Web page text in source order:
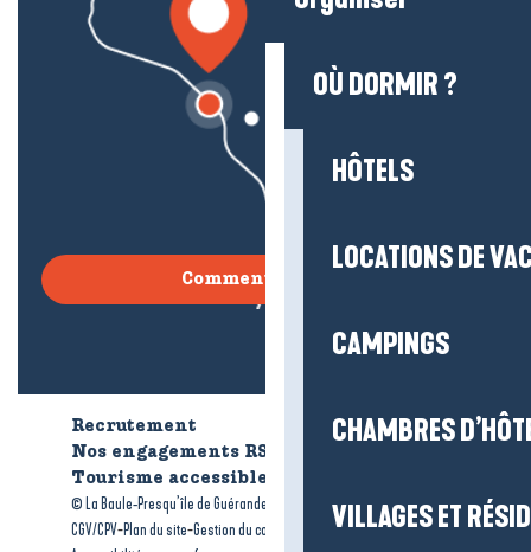
OÙ DORMIR ?
HÔTELS
LOCATIONS DE
CAMPINGS
CHAMBRES
VILLAGES ET
Comment venir ?
Recrutement
Qui sommes-nous ?
Nos engagements RSE
Tourisme accessible
© La Baule-Presqu’île de Guérande tourisme Mentions légales-
CGV/CPV-Plan du site-Gestion du consentement -